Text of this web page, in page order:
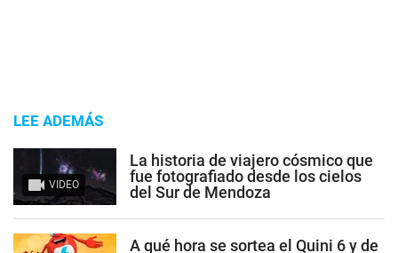
LEE ADEMÁS
VIDEO
La historia de viajero cósmico que
fue fotografiado desde los cielos
del Sur de Mendoza
A qué hora se sortea el Quini 6 y de